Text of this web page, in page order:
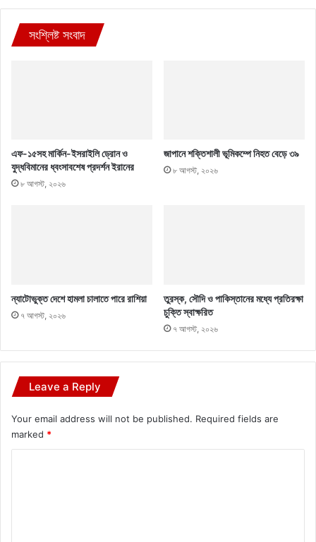
সংশ্লিষ্ট সংবাদ
এফ-১৫সহ মার্কিন-ইসরাইলি ড্রোন ও
যুদ্ধবিমানের ধ্বংসাবশেষ প্রদর্শন ইরানের
৮ আগস্ট, ২০২৬
জাপানে শক্তিশালী ভূমিকম্পে নিহত বেড়ে ৩৯
৮ আগস্ট, ২০২৬
ন্যাটোভুক্ত দেশে হামলা চালাতে পারে রাশিয়া
৭ আগস্ট, ২০২৬
তুরস্ক, সৌদি ও পাকিস্তানের মধ্যে প্রতিরক্ষা
চুক্তি স্বাক্ষরিত
৭ আগস্ট, ২০২৬
Leave a Reply
Your email address will not be published. Required fields are
marked *